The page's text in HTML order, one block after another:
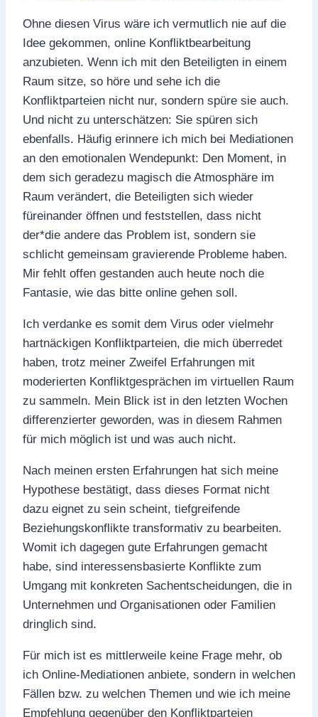
Ohne diesen Virus wäre ich vermutlich nie auf die
Idee gekommen, online Konfliktbearbeitung
anzubieten. Wenn ich mit den Beteiligten in einem
Raum sitze, so höre und sehe ich die
Konfliktparteien nicht nur, sondern spüre sie auch.
Und nicht zu unterschätzen: Sie spüren sich
ebenfalls. Häufig erinnere ich mich bei Mediationen
an den emotionalen Wendepunkt: Den Moment, in
dem sich geradezu magisch die Atmosphäre im
Raum verändert, die Beteiligten sich wieder
füreinander öffnen und feststellen, dass nicht
der*die andere das Problem ist, sondern sie
schlicht gemeinsam gravierende Probleme haben.
Mir fehlt offen gestanden auch heute noch die
Fantasie, wie das bitte online gehen soll.
Ich verdanke es somit dem Virus oder vielmehr
hartnäckigen Konfliktparteien, die mich überredet
haben, trotz meiner Zweifel Erfahrungen mit
moderierten Konfliktgesprächen im virtuellen Raum
zu sammeln. Mein Blick ist in den letzten Wochen
differenzierter geworden, was in diesem Rahmen
für mich möglich ist und was auch nicht.
Nach meinen ersten Erfahrungen hat sich meine
Hypothese bestätigt, dass dieses Format nicht
dazu eignet zu sein scheint, tiefgreifende
Beziehungskonflikte transformativ zu bearbeiten.
Womit ich dagegen gute Erfahrungen gemacht
habe, sind interessensbasierte Konflikte zum
Umgang mit konkreten Sachentscheidungen, die in
Unternehmen und Organisationen oder Familien
dringlich sind.
Für mich ist es mittlerweile keine Frage mehr, ob
ich Online-Mediationen anbiete, sondern in welchen
Fällen bzw. zu welchen Themen und wie ich meine
Empfehlung gegenüber den Konfliktparteien